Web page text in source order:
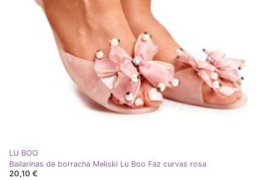
LU BOO
Bailarinas de borracha Meliski Lu Boo Faz curvas rosa
20,10 €